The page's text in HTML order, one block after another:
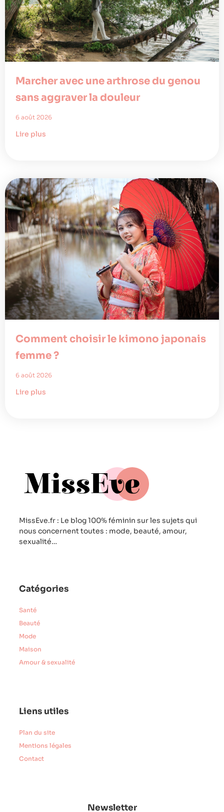
Marcher avec une arthrose du genou
sans aggraver la douleur
6 août 2026
Lire plus
Comment choisir le kimono japonais
femme ?
6 août 2026
Lire plus
MissEve.fr : Le blog 100% féminin sur les sujets qui
nous concernent toutes : mode, beauté, amour,
sexualité…
Catégories
Santé
Beauté
Mode
Maison
Amour & sexualité
Liens utiles
Plan du site
Mentions légales
Contact
Newsletter